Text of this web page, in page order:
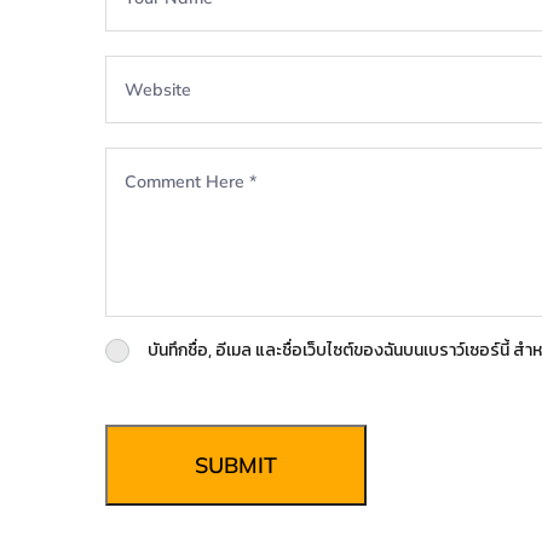
บันทึกชื่อ, อีเมล และชื่อเว็บไซต์ของฉันบนเบราว์เซอร์นี้ ส
SUBMIT